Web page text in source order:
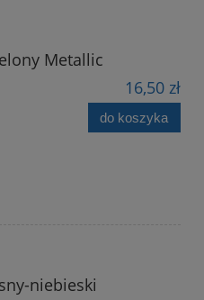
Metallic
16,50 zł
do koszyka
niebieski